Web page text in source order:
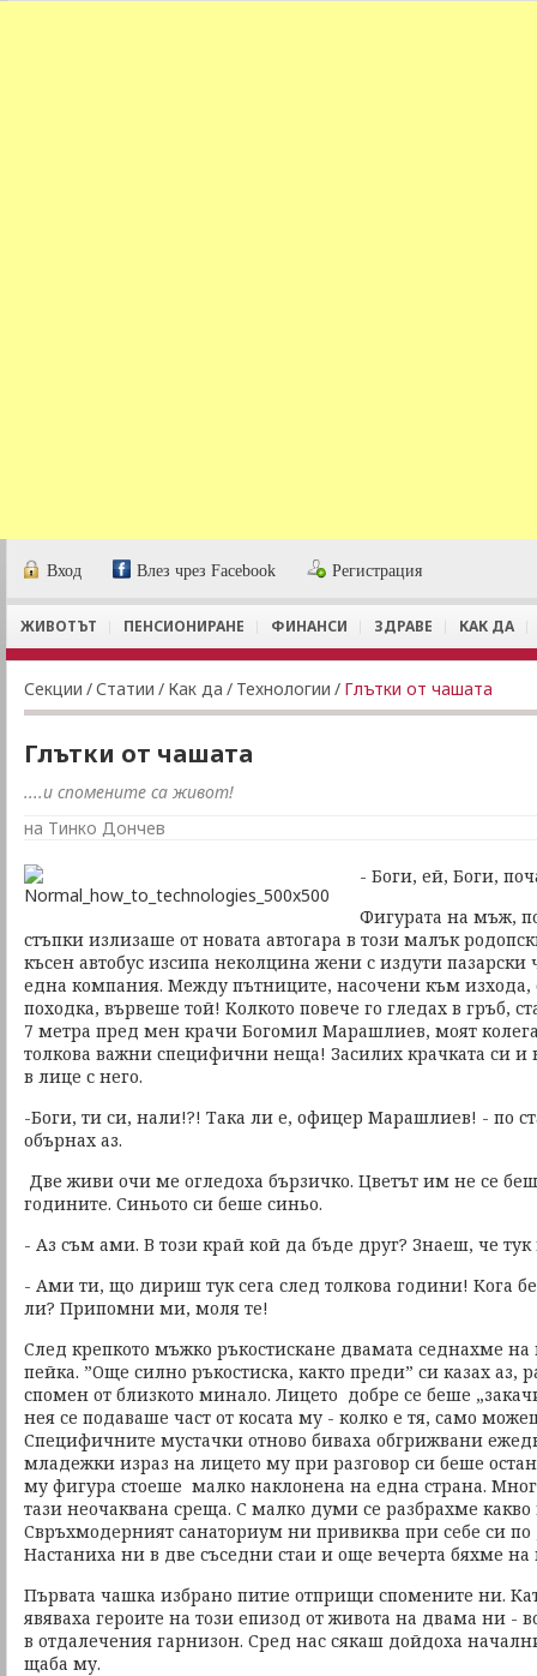
Вход Влез чрез Facebook Регистрация
ЖИВОТЪТ ПЕНСИОНИРАНЕ ФИНАНСИ ЗДРАВЕ КАК ДА
Секции /Статии / Как да / Технологии / Глътки от чашата
Глътки от чашата
....и спомените са живот!
на Тинко Дончев
- Боги, ей, Боги,
Фигурата на мъж,
стъпки излизаше от новата автогара в този малък
късен автобус изсипа неколцина жени с издути
една компания. Между пътниците, насочени към изхода,
походка, вървеше той! Колкото повече го гледах в гръб,
7 метра пред мен крачи Богомил Марашлиев, моят
толкова важни специфични неща! Засилих крачката си и
в лице с него.
-Боги, ти си, нали!?! Така ли е, офицер Марашлиев! - по
обърнах аз.
Две живи очи ме огледоха бързичко. Цветът им не се
годините. Синьото си беше синьо.
- Аз съм ами. В този край кой да бъде друг? Знаеш, че тук
- Ами ти, що дириш тук сега след толкова години! Кога
ли? Припомни ми, моля те!
След крепкото мъжко ръкостискане двамата седнахме
пейка. ”Още силно ръкостиска, както преди” си казах аз,
спомен от близкото минало. Лицето добре се беше
нея се подаваше част от косата му - колко е тя, само
Специфичните мустачки отново биваха обгрижвани
младежки израз на лицето му при разговор си беше
му фигура стоеше малко наклонена на една страна.
тази неочаквана среща. С малко думи се разбрахме
Свръхмодерният санаториум ни привиква при себе си по
Настаниха ни в две съседни стаи и още вечерта бяхме на
Първата чашка избрано питие отприщи спомените ни.
явяваха героите на този епизод от живота на двама ни -
в отдалечения гарнизон. Сред нас сякаш дойдоха
щаба му.